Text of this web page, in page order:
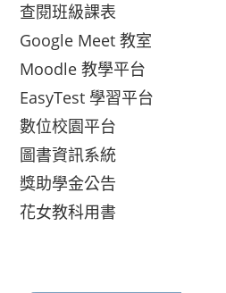
查閱班級課表
Google Meet 教室
Moodle 教學平台
EasyTest 學習平台
數位校園平台
圖書資訊系統
獎助學金公告
花女教科用書